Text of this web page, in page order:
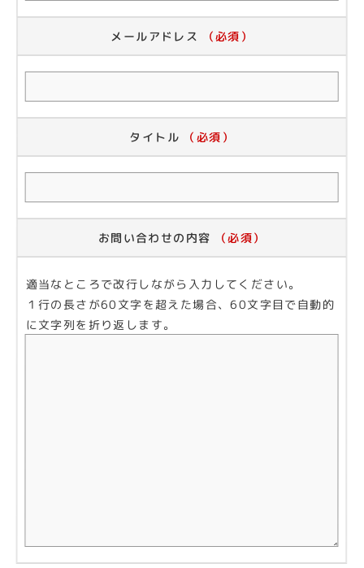
メールアドレス （必須）
タイトル （必須）
お問い合わせの内容 （必須）
適当なところで改行しながら入力してください。
１行の長さが60文字を超えた場合、60文字目で自動的
に文字列を折り返します。